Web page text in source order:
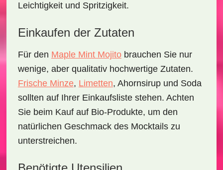
Leichtigkeit und Spritzigkeit.
Einkaufen der Zutaten
Für den Maple Mint Mojitobrauchen Sie nur
wenige, aber qualitativ hochwertige Zutaten.
Frische Minze, Limetten, Ahornsirup und Soda
sollten auf Ihrer Einkaufsliste stehen. Achten
Sie beim Kauf auf Bio-Produkte, um den
natürlichen Geschmack des Mocktails zu
unterstreichen.